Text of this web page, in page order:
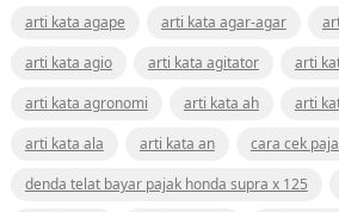
arti kata agape
arti kata agar-agar
arti kata agio
arti kata agitator
arti
arti kata agronomi
arti kata ah arti
arti kata ala
arti kata an
cara cek
denda telat bayar pajak honda supra x 125